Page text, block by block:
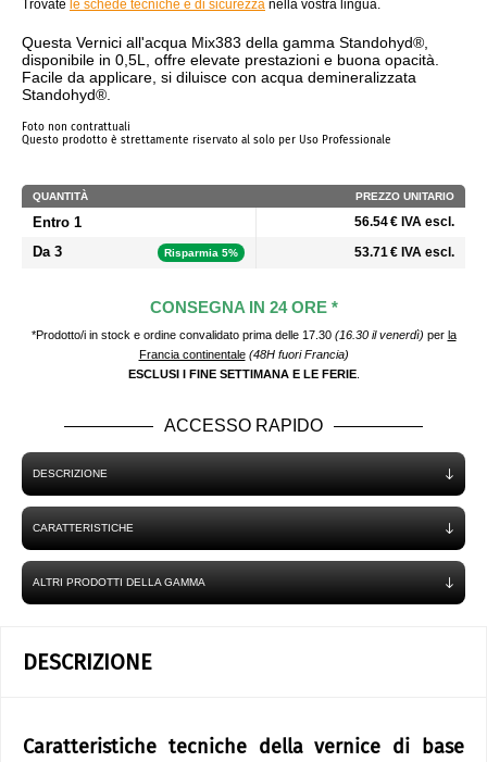
Trovate le schede tecniche e di sicurezza nella vostra lingua.
Questa Vernici all'acqua Mix383 della gamma Standohyd®,
disponibile in 0,5L, offre elevate prestazioni e buona opacità.
Facile da applicare, si diluisce con acqua demineralizzata
Standohyd®.
Foto non contrattuali
Questo prodotto è strettamente riservato al solo per Uso Professionale
QUANTITÀ PREZZO UNITARIO
Entro 1 56.54 € IVA escl.
Da 3 Risparmia 5% 53.71 € IVA escl.
CONSEGNA IN 24 ORE *
*Prodotto/i in stock e ordine convalidato prima delle 17.30 (16.30 il venerdì) per la
Francia continentale (48H fuori Francia)
ESCLUSI I FINE SETTIMANA E LE FERIE.
ACCESSO RAPIDO
DESCRIZIONE
CARATTERISTICHE
ALTRI PRODOTTI DELLA GAMMA
DESCRIZIONE
Caratteristiche tecniche della vernice di base